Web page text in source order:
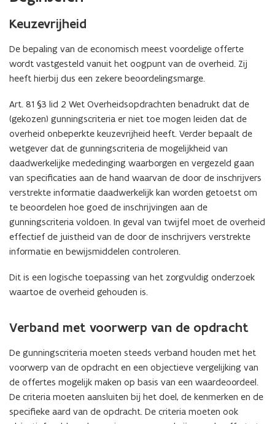
Keuzevrijheid
De bepaling van de economisch meest voordelige offerte
wordt vastgesteld vanuit het oogpunt van de overheid. Zij
heeft hierbij dus een zekere beoordelingsmarge.
Art. 81 §3 lid 2 Wet Overheidsopdrachten benadrukt dat de
(gekozen) gunningscriteria er niet toe mogen leiden dat de
overheid onbeperkte keuzevrijheid heeft. Verder bepaalt de
wetgever dat de gunningscriteria de mogelijkheid van
daadwerkelijke mededinging waarborgen en vergezeld gaan
van specificaties aan de hand waarvan de door de inschrijvers
verstrekte informatie daadwerkelijk kan worden getoetst om
te beoordelen hoe goed de inschrijvingen aan de
gunningscriteria voldoen. In geval van twijfel moet de overheid
effectief de juistheid van de door de inschrijvers verstrekte
informatie en bewijsmiddelen controleren.
Dit is een logische toepassing van het zorgvuldig onderzoek
waartoe de overheid gehouden is.
Verband met voorwerp van de opdracht
De gunningscriteria moeten steeds verband houden met het
voorwerp van de opdracht en een objectieve vergelijking van
de offertes mogelijk maken op basis van een waardeoordeel.
De criteria moeten aansluiten bij het doel, de kenmerken en de
specifieke aard van de opdracht. De criteria moeten ook